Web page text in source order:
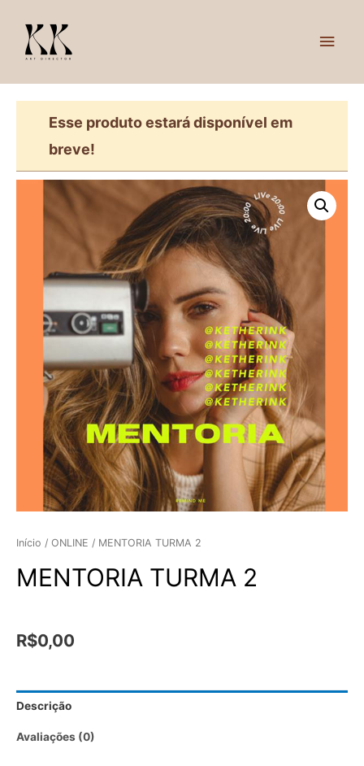
Esse produto estará disponível em
breve!
Início / ONLINE / MENTORIA TURMA 2
MENTORIA TURMA 2
R$0,00
Descrição
Avaliações (0)